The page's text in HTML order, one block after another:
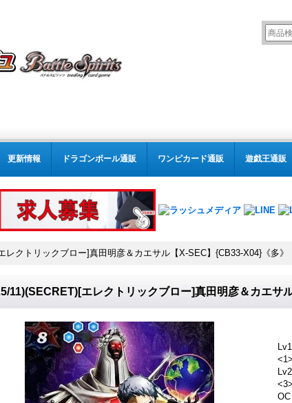
更新情報 ドラゴンボール通販 ワンピカード通販 遊戯王通販
レクトリックブロー]真田明彦＆カエサル【X-SEC】{CB33-X04}《多》
11)(SECRET)[エレクトリックブロー]真田明彦＆カエサ
Lv1
Lv2
OC